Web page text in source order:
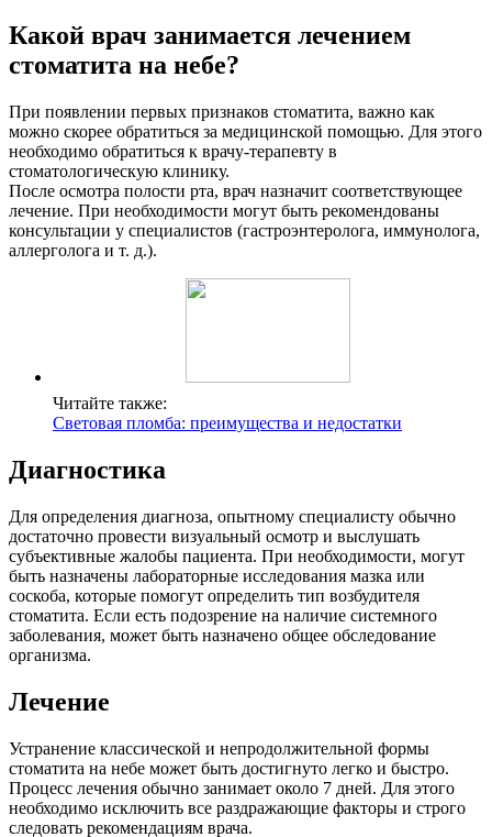
Какой врач занимается лечением
стоматита на небе?
При появлении первых признаков стоматита, важно как
можно скорее обратиться за медицинской помощью. Для этого
необходимо обратиться к врачу-терапевту в
стоматологическую клинику.
После осмотра полости рта, врач назначит соответствующее
лечение. При необходимости могут быть рекомендованы
консультации у специалистов (гастроэнтеролога, иммунолога,
аллерголога и т. д.).
Читайте также:
Световая пломба: преимущества и недостатки
Диагностика
Для определения диагноза, опытному специалисту обычно
достаточно провести визуальный осмотр и выслушать
субъективные жалобы пациента. При необходимости, могут
быть назначены лабораторные исследования мазка или
соскоба, которые помогут определить тип возбудителя
стоматита. Если есть подозрение на наличие системного
заболевания, может быть назначено общее обследование
организма.
Лечение
Устранение классической и непродолжительной формы
стоматита на небе может быть достигнуто легко и быстро.
Процесс лечения обычно занимает около 7 дней. Для этого
необходимо исключить все раздражающие факторы и строго
следовать рекомендациям врача.